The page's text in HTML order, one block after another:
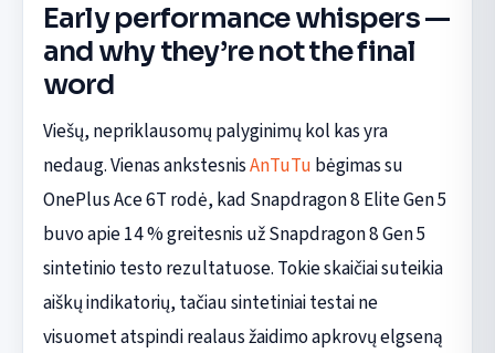
Early performance whispers —
and why they’re not the final
word
Viešų, nepriklausomų palyginimų kol kas yra
nedaug. Vienas ankstesnisAnTuTu bėgimas su
OnePlus Ace 6T rodė, kad Snapdragon 8 Elite Gen 5
buvo apie 14 % greitesnis už Snapdragon 8 Gen 5
sintetinio testo rezultatuose. Tokie skaičiai suteikia
aiškų indikatorių, tačiau sintetiniai testai ne
visuomet atspindi realaus žaidimo apkrovų elgseną